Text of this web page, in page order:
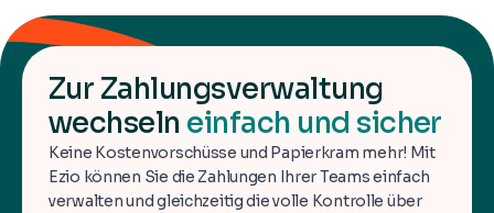
Zur Zahlungsverwaltung
wechseln einfach und sicher
Keine Kostenvorschüsse und Papierkram mehr! Mit
Ezio können Sie die Zahlungen Ihrer Teams einfach
verwalten und gleichzeitig die volle Kontrolle über